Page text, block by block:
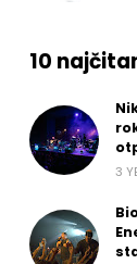
10
3